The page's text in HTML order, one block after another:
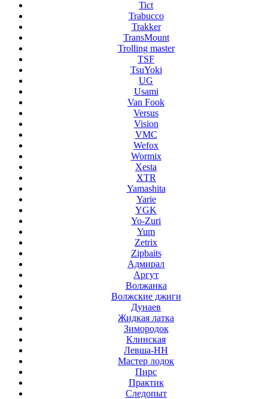
Tict
Trabucco
Trakker
TransMount
Trolling master
TSF
TsuYoki
UG
Usami
Van Fook
Versus
Vision
VMC
Wefox
Wormix
Xesta
XTR
Yamashita
Yarie
YGK
Yo-Zuri
Yum
Zetrix
Zipbaits
Адмирал
Аргут
Волжанка
Волжские джиги
Дунаев
Жидкая латка
Зимородок
Клинская
Левша-НН
Мастер лодок
Пирс
Практик
Следопыт